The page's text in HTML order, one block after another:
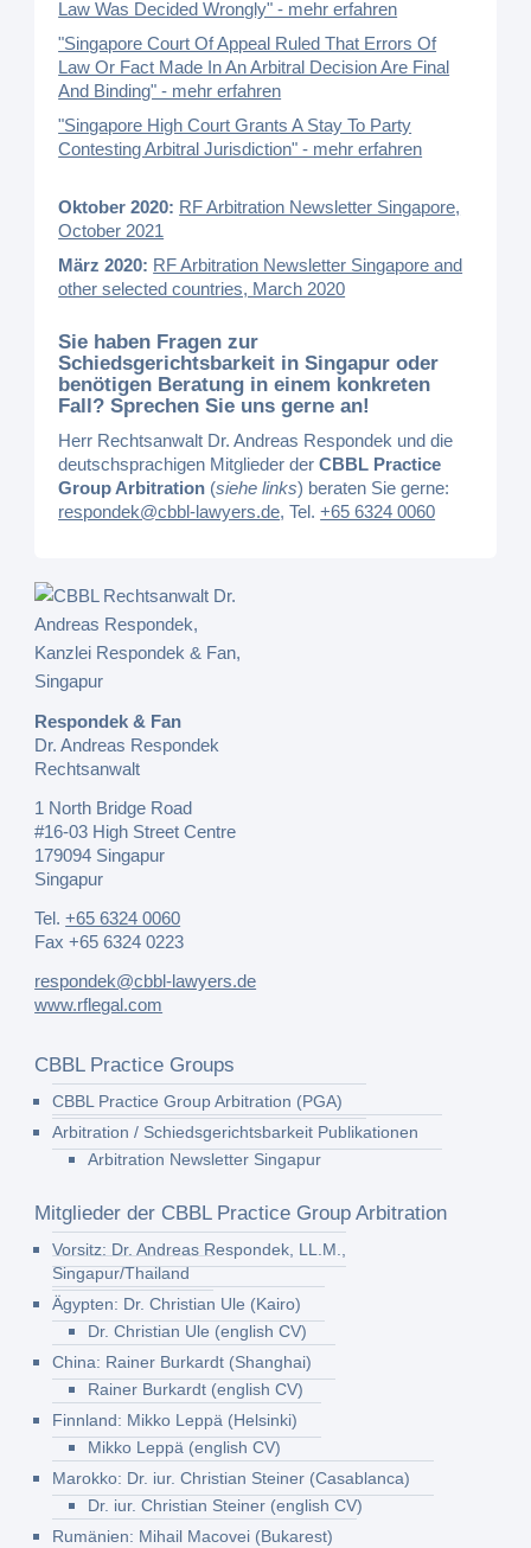
Law Was Decided Wrongly" - mehr erfahren
"Singapore Court Of Appeal Ruled That Errors Of
Law Or Fact Made In An Arbitral Decision Are Final
And Binding" - mehr erfahren
"Singapore High Court Grants A Stay To Party
Contesting Arbitral Jurisdiction" - mehr erfahren
Oktober 2020: RF Arbitration Newsletter Singapore,
October 2021
März 2020: RF Arbitration Newsletter Singapore and
other selected countries, March 2020
Sie haben Fragen zur
Schiedsgerichtsbarkeit in Singapur oder
benötigen Beratung in einem konkreten
Fall? Sprechen Sie uns gerne an!
Herr Rechtsanwalt Dr. Andreas Respondek und die
deutschsprachigen Mitglieder derCBBL Practice
Group Arbitration (siehe links) beraten Sie gerne:
respondek@cbbl-lawyers.de, Tel.+65 6324 0060
Respondek & Fan
Dr. Andreas Respondek
Rechtsanwalt
1 North Bridge Road
#16-03 High Street Centre
179094 Singapur
Singapur
Tel.+65 6324 0060
Fax +65 6324 0223
respondek@cbbl-lawyers.de
www.rflegal.com
CBBL Practice Groups
CBBL Practice Group Arbitration (PGA)
Arbitration / Schiedsgerichtsbarkeit Publikationen
Arbitration Newsletter Singapur
Mitglieder der CBBL Practice Group Arbitration
Vorsitz: Dr. Andreas Respondek, LL.M.,
Singapur/Thailand
Ägypten: Dr. Christian Ule (Kairo)
Dr. Christian Ule (english CV)
China: Rainer Burkardt (Shanghai)
Rainer Burkardt (english CV)
Finnland: Mikko Leppä (Helsinki)
Mikko Leppä (english CV)
Marokko: Dr. iur. Christian Steiner (Casablanca)
Dr. iur. Christian Steiner (english CV)
Rumänien: Mihail Macovei (Bukarest)